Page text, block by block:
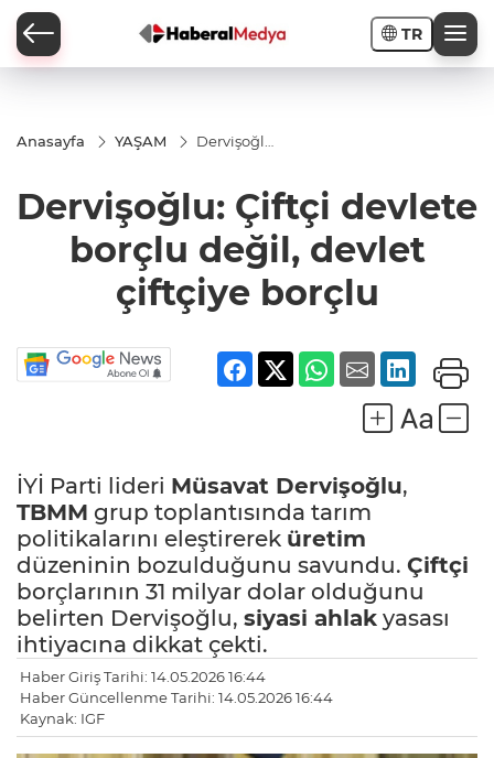
TR
Anasayfa YAŞAM
Dervişoğlu:
borçlu
değil,
çiftçiye
borçlu
Dervişoğlu: Çiftçi devlete
borçlu değil, devlet
çiftçiye borçlu
İYİ Parti lideri Müsavat Dervişoğlu,
TBMM grup toplantısında tarım
politikalarını eleştirerek üretim
düzeninin bozulduğunu savundu. Çiftçi
borçlarının 31 milyar dolar olduğunu
belirten Dervişoğlu, siyasi ahlak yasası
ihtiyacına dikkat çekti.
Haber Giriş Tarihi: 14.05.2026 16:44
Haber Güncellenme Tarihi: 14.05.2026 16:44
Kaynak: IGF